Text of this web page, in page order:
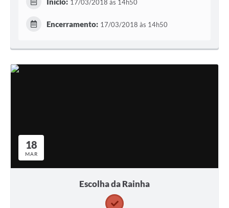
17/03/2018 às 14h50
Encerramento: 17/03/2018 às 14h50
18
MAR
Escolha da Rainha